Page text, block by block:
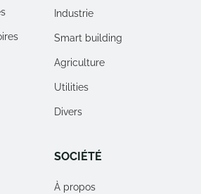
Industrie
Smart building
Agriculture
Utilities
Divers
SOCIÉTÉ
À propos